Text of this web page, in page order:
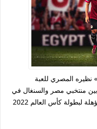
نظيره المصري للعبة
بين منتخبي مصر والسنغال في
لبطولة كأس العالم 2022